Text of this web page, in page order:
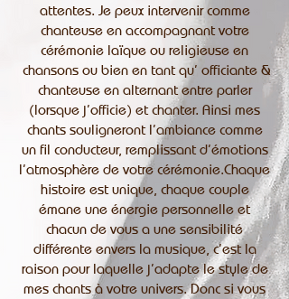
attentes. Je peux intervenir comme
chanteuse en accompagnant votre
cérémonie laïque ou religieuse en
chansons ou bien en tant qu’ officiante &
chanteuse en alternant entre parler
(lorsque j’officie) et chanter. Ainsi mes
chants souligneront l’ambiance comme
un fil conducteur, remplissant d’émotions
l’atmosphère de votre cérémonie.Chaque
histoire est unique, chaque couple
émane une énergie personnelle et
chacun de vous a une sensibilité
différente envers la musique, c’est la
raison pour laquelle j’adapte le style de
mes chants à votre univers. Donc si vous